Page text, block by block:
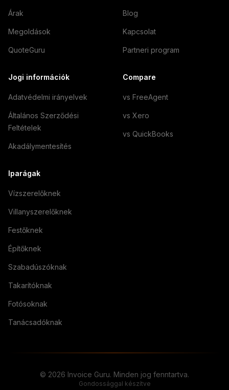
Árak
Megoldások
QuoteGuru
Blog
Kapcsolat
Partneri program
Jogi információk
Adatvédelmi irányelvek
Általános Szerződési
Feltételek
Akadálymentesítés
Compare
vs FreeAgent
vs Xero
vs QuickBooks
Iparágak
Vízszerelőknek
Villanyszerelőknek
Festőknek
Építőknek
Szabadúszóknak
Takarítóknak
Fotósoknak
Tanácsadóknak
© 2026 Invoice Guru. Minden jog fenntartva.
Gondossággal készítve